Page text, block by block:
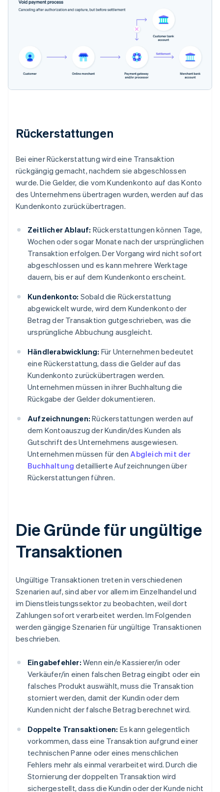
Rückerstattungen
Bei einer Rückerstattung wird eine Transaktion
rückgängig gemacht, nachdem sie abgeschlossen
wurde. Die Gelder, die vom Kundenkonto auf das Konto
des Unternehmens übertragen wurden, werden auf das
Kundenkonto zurückübertragen.
Zeitlicher Ablauf: Rückerstattungen können Tage,
Wochen oder sogar Monate nach der ursprünglichen
Transaktion erfolgen. Der Vorgang wird nicht sofort
abgeschlossen und es kann mehrere Werktage
dauern, bis er auf dem Kundenkonto erscheint.
Kundenkonto: Sobald die Rückerstattung
abgewickelt wurde, wird dem Kundenkonto der
Betrag der Transaktion gutgeschrieben, was die
ursprüngliche Abbuchung ausgleicht.
Händlerabwicklung: Für Unternehmen bedeutet
eine Rückerstattung, dass die Gelder auf das
Kundenkonto zurückübertragen werden.
Unternehmen müssen in ihrer Buchhaltung die
Rückgabe der Gelder dokumentieren.
Aufzeichnungen: Rückerstattungen werden auf
dem Kontoauszug der Kundin/des Kunden als
Gutschrift des Unternehmens ausgewiesen.
Unternehmen müssen für den Abgleich mit der
Buchhaltung detaillierte Aufzeichnungen über
Rückerstattungen führen.
Die Gründe für ungültige
Transaktionen
Ungültige Transaktionen treten in verschiedenen
Szenarien auf, sind aber vor allem im Einzelhandel und
im Dienstleistungssektor zu beobachten, weil dort
Zahlungen sofort verarbeitet werden. Im Folgenden
werden gängige Szenarien für ungültige Transaktionen
beschrieben.
Eingabefehler: Wenn ein/e Kassierer/in oder
Verkäufer/in einen falschen Betrag eingibt oder ein
falsches Produkt auswählt, muss die Transaktion
storniert werden, damit der Kundin oder dem
Kunden nicht der falsche Betrag berechnet wird.
Doppelte Transaktionen: Es kann gelegentlich
vorkommen, dass eine Transaktion aufgrund einer
technischen Panne oder eines menschlichen
Fehlers mehr als einmal verarbeitet wird. Durch die
Stornierung der doppelten Transaktion wird
sichergestellt, dass die Kundin oder der Kunde nicht